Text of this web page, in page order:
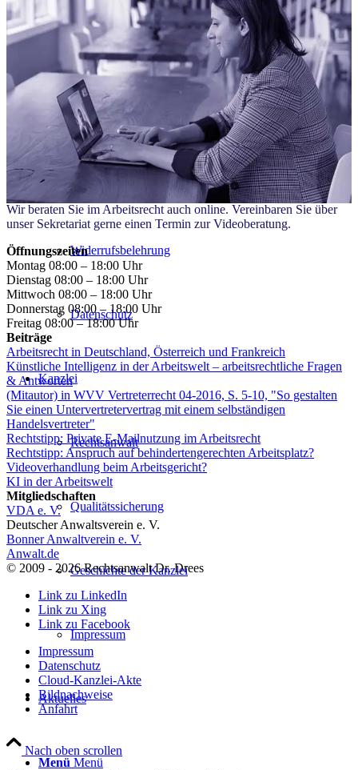
E-Rechnung
Kosten
Anfahrt
Widerrufsbelehrung
Datenschutz
Kanzlei
Rechtsanwalt
Qualitätssicherung
Geschichte der Kanzlei
Impressum
Aktuelles
Menü Menü
Wir beraten Sie im Arbeitsrecht auch online. Vereinbaren Sie über
unser Sekretariat gerne einen Termin zur Videoberatung.
Öffnungszeiten
Montag 08:00 – 18:00 Uhr
Dienstag 08:00 – 18:00 Uhr
Mittwoch 08:00 – 18:00 Uhr
Donnerstag 08:00 – 18:00 Uhr
Freitag 08:00 – 18:00 Uhr
Beiträge
Arbeitsrecht in Deutschland, Österreich und Frankreich
Künstliche Intelligenz in der Arbeitswelt – arbeitsrechtliche Fragen
& Antworten
(Mitautor) in WVV Vertreterrecht 04-2016, S. 5-10, "So gestalten
Sie einen Untervertretervertrag mit einem selbständigen
Handelsvertreter"
Rechtstipp: Private E-Mailnutzung im Arbeitsrecht
Rechtstipp: Anspruch auf behindertengerechten Arbeitsplatz?
Videoverhandlung beim Arbeitsgericht?
KI in der Arbeitswelt
Mitgliedschaften
VDA e. V.
Deutscher Anwaltsverein e. V.
Bonner Anwaltverein e. V.
Anwalt.de
© 2009 - 2026 Rechtsanwalt Dr. Drees
Link zu LinkedIn
Link zu Xing
Link zu Facebook
Impressum
Datenschutz
Cloud-Kanzlei-Akte
Bildnachweise
Anfahrt
Nach oben scrollen